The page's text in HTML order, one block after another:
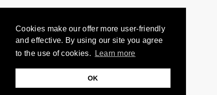
Cookies make our offer more user-friendly
and effective. By using our site you agree
to the use of cookies.
Learn more
OK